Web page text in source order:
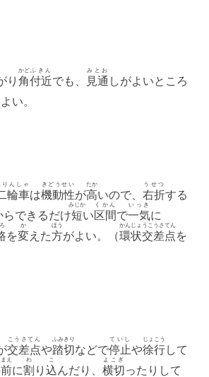
り 角
かど
付近
ふきん
でも、 見通
みとお
しがよいところ
い。
輪車
りんしゃ
は機動性
きどうせい
が高
たか
いので、 右折
うせつ
する
らできるだけ短
みじか
い区間
くかん
で一気
いっき
に
を変
か
えた方
ほう
がよい。（環状交差点
かんじょうこうさてん
を
交差点
こうさてん
や踏切
ふみきり
などで停止
ていし
や徐行
じょこう
して
前
まえ
に割
わ
り 込
こ
んだり、 横切
よこぎ
ったりして